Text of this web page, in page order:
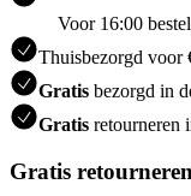
Voor 16:00
Thuisbezorgd voor
Gratis bezorgd in
Gratis retourneren
Gratis